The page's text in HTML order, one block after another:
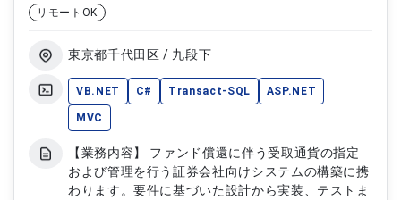
リモートOK
東京都千代田区 / 九段下
VB.NET C# Transact-SQL ASP.NET
MVC
【業務内容】 ファンド償還に伴う受取通貨の指定
および管理を行う証券会社向けシステムの構築に携
わります。要件に基づいた設計から実装、テストま